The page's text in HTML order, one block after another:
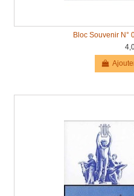
Bloc Souvenir N°